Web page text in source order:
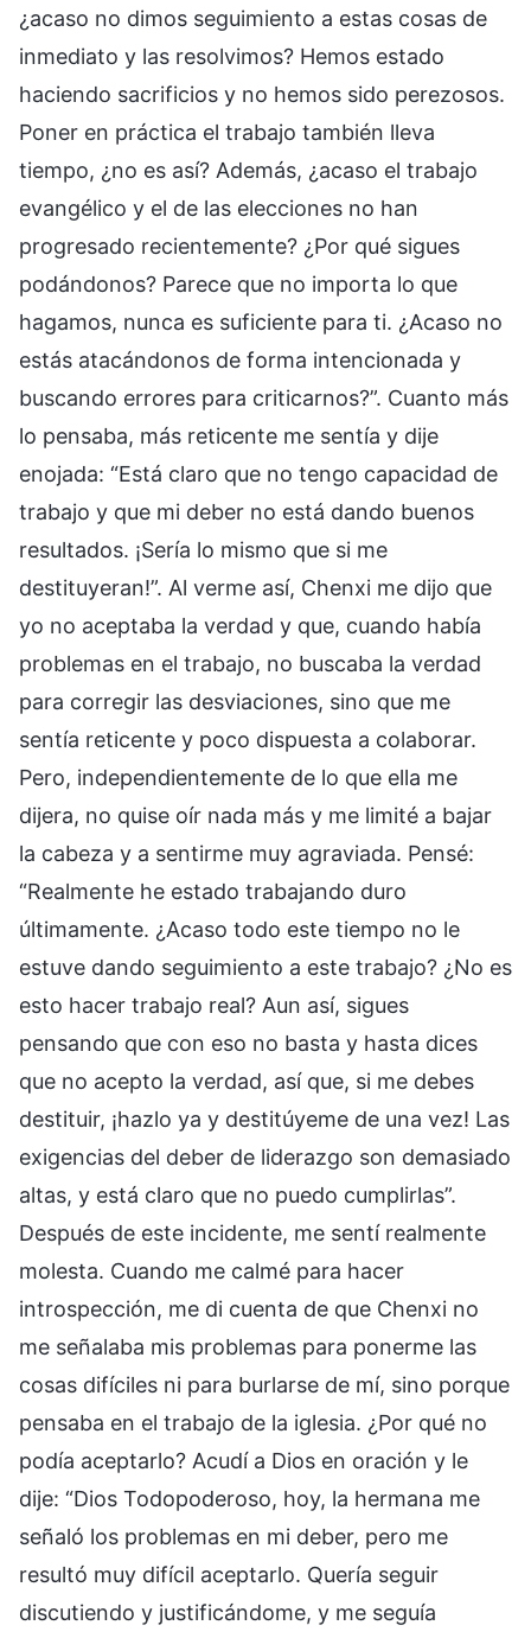
¿acaso no dimos seguimiento a estas cosas de
inmediato y las resolvimos? Hemos estado
haciendo sacrificios y no hemos sido perezosos.
Poner en práctica el trabajo también lleva
tiempo, ¿no es así? Además, ¿acaso el trabajo
evangélico y el de las elecciones no han
progresado recientemente? ¿Por qué sigues
podándonos? Parece que no importa lo que
hagamos, nunca es suficiente para ti. ¿Acaso no
estás atacándonos de forma intencionada y
buscando errores para criticarnos?”. Cuanto más
lo pensaba, más reticente me sentía y dije
enojada: “Está claro que no tengo capacidad de
trabajo y que mi deber no está dando buenos
resultados. ¡Sería lo mismo que si me
destituyeran!”. Al verme así, Chenxi me dijo que
yo no aceptaba la verdad y que, cuando había
problemas en el trabajo, no buscaba la verdad
para corregir las desviaciones, sino que me
sentía reticente y poco dispuesta a colaborar.
Pero, independientemente de lo que ella me
dijera, no quise oír nada más y me limité a bajar
la cabeza y a sentirme muy agraviada. Pensé:
“Realmente he estado trabajando duro
últimamente. ¿Acaso todo este tiempo no le
estuve dando seguimiento a este trabajo? ¿No es
esto hacer trabajo real? Aun así, sigues
pensando que con eso no basta y hasta dices
que no acepto la verdad, así que, si me debes
destituir, ¡hazlo ya y destitúyeme de una vez! Las
exigencias del deber de liderazgo son demasiado
altas, y está claro que no puedo cumplirlas”.
Después de este incidente, me sentí realmente
molesta. Cuando me calmé para hacer
introspección, me di cuenta de que Chenxi no
me señalaba mis problemas para ponerme las
cosas difíciles ni para burlarse de mí, sino porque
pensaba en el trabajo de la iglesia. ¿Por qué no
podía aceptarlo? Acudí a Dios en oración y le
dije: “Dios Todopoderoso, hoy, la hermana me
señaló los problemas en mi deber, pero me
resultó muy difícil aceptarlo. Quería seguir
discutiendo y justificándome, y me seguía